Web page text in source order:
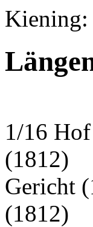
Kiening:
1/16
(1812)
Gericht
(1812)